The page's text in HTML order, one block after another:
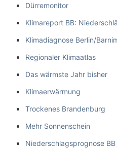
Dürremonitor
Klimareport BB:
Klimadiagnose Berlin/
Regionaler Klimaatlas
Das wärmste Jahr bisher
Klimaerwärmung
Trockenes Brandenburg
Mehr Sonnenschein
Niederschlagsprognose BB